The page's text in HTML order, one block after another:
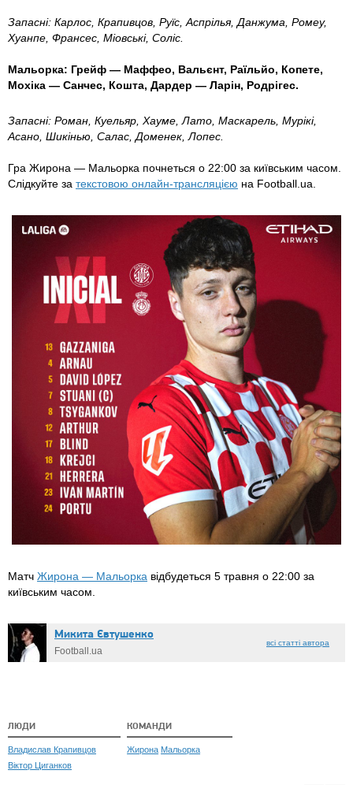
Запасні: Карлос, Крапивцов, Руїс, Аспрілья, Данжума, Ромеу,
Хуанпе, Франсес, Міовські, Соліс.
Мальорка: Грейф — Маффео, Вальєнт, Раїльйо, Копете,
Мохіка — Санчес, Кошта, Дардер — Ларін, Родрігес.
Запасні: Роман, Куельяр, Хауме, Лато, Маскарель, Мурікі,
Асано, Шикінью, Салас, Доменек, Лопес.
Гра Жирона — Мальорка почнеться о 22:00 за київським часом.
Слідкуйте за текстовою онлайн-трансляцією на Football.ua.
Матч Жирона — Мальорка відбудеться 5 травня о 22:00 за
київським часом.
Микита Євтушенко
Football.ua
всі статті автора
ЛЮДИ
Владислав Крапивцов
Віктор Циганков
КОМАНДИ
Жирона Мальорка